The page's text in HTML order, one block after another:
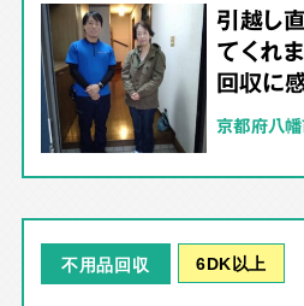
引越し
てくれ
回収に
京都府八
不用品回収 6DK以上